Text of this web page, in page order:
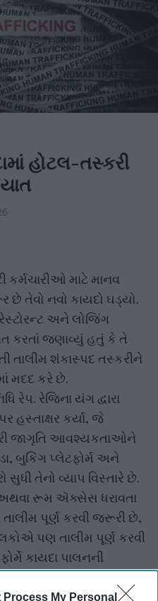
Process My Personal
હોટલ-તસ્કરી
કર્મચારીઓ માટે માનવ
છે તેવો નવો કાયદો ઘડ્યો.
અને લોજિંગ
કરતાં જણાવ્યું હતું કે તે
તાલીમ શંકાસ્પદ તસ્કરીને
મદદ કરે છે.
રેપ. રેજિના યંગ દ્વારા
હસ્તાક્ષર કર્યા, જે
જાગૃતિ આવશ્યકતાઓને
બુકિંગ પ્લેટફોર્મ અને
સુધી તેનો વ્યાપ વિસ્તારે છે.
રૂમ ઍક્સેસ ધરાવતા
પૂર્ણ કરવી જરૂરી છે,
પણ તાલીમ પૂર્ણ કરવી
કાયદા પાલનની